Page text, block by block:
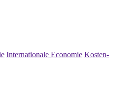
Internationale Economie Kosten-